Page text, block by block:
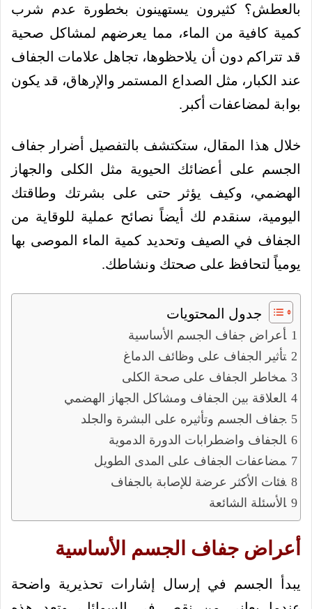
بالعطش؟ كثيرون يستهينون بخطورة عدم شرب
كمية كافية من الماء، مما يعرضهم لمشاكل صحية
قد تتراكم دون أن يلاحظوها، تجاهل علامات الجفاف
عند الكبار، مثل الصداع المستمر والإرهاق، قد يكون
بوابة لمضاعفات أكبر.
خلال هذا المقال، ستكتشف بالتفصيل أضرار جفاف
الجسم على أعضائك الحيوية مثل الكلى والجهاز
الهضمي، وكيف يؤثر حتى على بشرتك وطاقتك
اليومية، سنقدم لك أيضاً نصائح عملية للوقاية من
الجفاف في الصيف وتحديد كمية الماء الموصى بها
يومياً لتحافظ على صحتك ونشاطك.
جدول المحتويات
أعراض جفاف الجسم الأساسية
تأثير الجفاف على وظائف الدماغ
مخاطر الجفاف على صحة الكلى
العلاقة بين الجفاف ومشاكل الجهاز الهضمي
جفاف الجسم وتأثيره على البشرة والجلد
الجفاف واضطرابات الدورة الدموية
مضاعفات الجفاف على المدى الطويل
فئات الأكثر عرضة للإصابة بالجفاف
الأسئلة الشائعة
أعراض جفاف الجسم الأساسية
يبدأ الجسم في إرسال إشارات تحذيرية واضحة